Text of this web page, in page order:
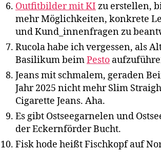
Outfitbilder mit KI zu erstellen,
mehr Möglichkeiten, konkrete
und Kund_innenfragen zu
Rucola habe ich vergessen, als
Basilikum beimPesto
Jeans mit schmalem, geraden
Jahr 2025 nicht mehr Slim
Cigarette Jeans. Aha.
Es gibt Ostseegarnelen und
der Eckernförder Bucht.
Fisk hode heißt Fischkopf auf